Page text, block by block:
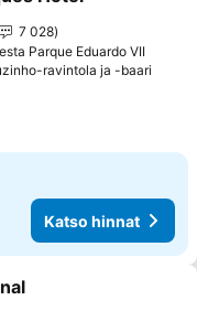
7 028
Parque Eduardo VII
ravintola ja -baari
Katso hinnat